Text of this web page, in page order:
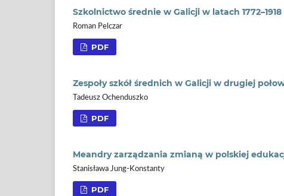
Szkolnictwo średnie w Galicji w latach
Roman Pelczar
PDF
Zespoły szkół średnich w Galicji w drugiej
Tadeusz Ochenduszko
PDF
Meandry zarządzania zmianą w polskiej
Stanisława Jung-Konstanty
PDF